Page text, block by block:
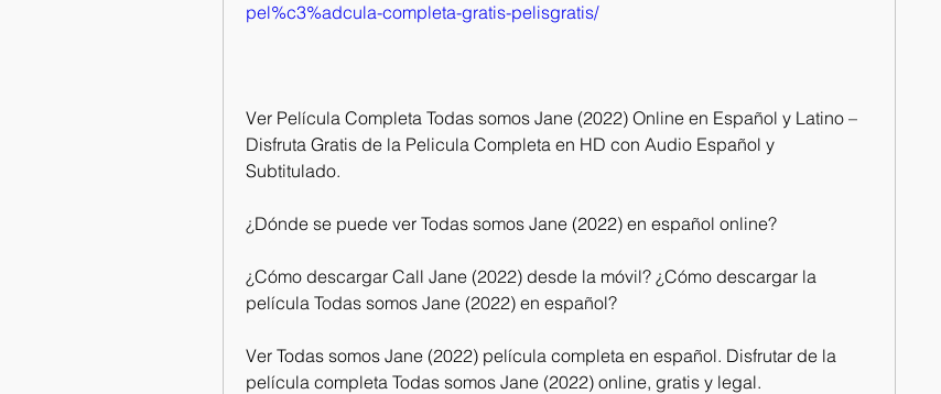
pel%c3%adcula-completa-gratis-pelisgratis/
Ver Película Completa Todas somos Jane (2022) Online en Español y Latino –
Disfruta Gratis de la Pelicula Completa en HD con Audio Español y
Subtitulado.
¿Dónde se puede ver Todas somos Jane (2022) en español online?
¿Cómo descargar Call Jane (2022) desde la móvil? ¿Cómo descargar la
película Todas somos Jane (2022) en español?
Ver Todas somos Jane (2022) película completa en español. Disfrutar de la
película completa Todas somos Jane (2022) online, gratis y legal.